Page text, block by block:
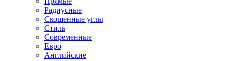
Радиусные
Скошенные углы
Стиль
Современные
Евро
Английские